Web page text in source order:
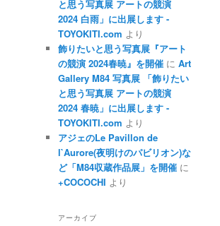
と思う写真展 アートの競演
2024 白雨」に出展します -
TOYOKITI.com より
飾りたいと思う写真展『アート
の競演 2024春暁』を開催 に Art
Gallery M84 写真展 「飾りたい
と思う写真展 アートの競演
2024 春暁」に出展します -
TOYOKITI.com より
アジェのLe Pavillon de
l`Aurore(夜明けのパビリオン)な
ど「M84収蔵作品展」を開催 に
+COCOCHI より
アーカイブ